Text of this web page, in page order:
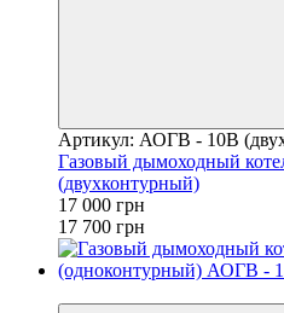
Артикул: АОГВ - 10В
Газовый дымоходный
(двухконтурный)
17 000 грн
17 700 грн